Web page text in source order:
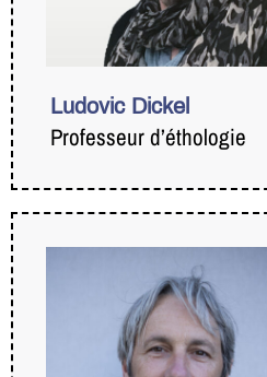
Ludovic Dickel
Professeur d’éthologie